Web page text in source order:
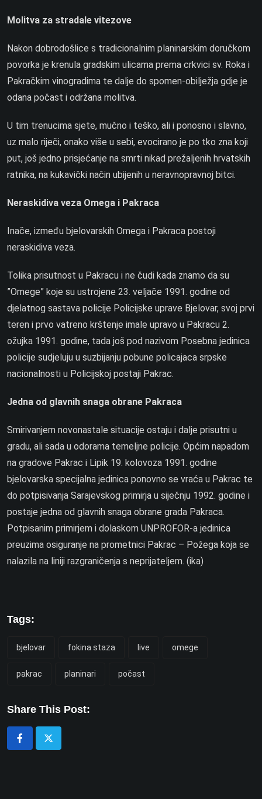
Molitva za stradale vitezove
Nakon dobrodošlice s tradicionalnim planinarskim doručkom
povorka je krenula gradskim ulicama prema crkvici sv. Roka i
Pakračkim vinogradima te dalje do spomen-obilježja gdje je
odana počast i održana molitva.
U tim trenucima sjete, mučno i teško, ali i ponosno i slavno,
uz malo riječi, onako više u sebi, evocirano je po tko zna koji
put, još jedno prisjećanje na smrti nikad prežaljenih hrvatskih
ratnika, na kukavički način ubijenih u neravnopravnoj bitci.
Neraskidiva veza Omega i Pakraca
Inače, između bjelovarskih Omega i Pakraca postoji
neraskidiva veza.
Tolika prisutnost u Pakracu i ne čudi kada znamo da su
”Omege” koje su ustrojene 23. veljače 1991. godine od
djelatnog sastava policije Policijske uprave Bjelovar, svoj prvi
teren i prvo vatreno krštenje imale upravo u Pakracu 2.
ožujka 1991. godine, tada još pod nazivom Posebna jedinica
policije sudjeluju u suzbijanju pobune policajaca srpske
nacionalnosti u Policijskoj postaji Pakrac.
Jedna od glavnih snaga obrane Pakraca
Smirivanjem novonastale situacije ostaju i dalje prisutni u
gradu, ali sada u odorama temeljne policije. Općim napadom
na gradove Pakrac i Lipik 19. kolovoza 1991. godine
bjelovarska specijalna jedinica ponovno se vraća u Pakrac te
do potpisivanja Sarajevskog primirja u siječnju 1992. godine i
postaje jedna od glavnih snaga obrane grada Pakraca.
Potpisanim primirjem i dolaskom UNPROFOR-a jedinica
preuzima osiguranje na prometnici Pakrac – Požega koja se
nalazila na liniji razgraničenja s neprijateljem. (ika)
Tags:
bjelovar fokina staza live omege
pakrac planinari počast
Share This Post: